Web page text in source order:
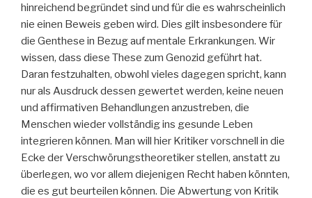
hinreichend begründet sind und für die es wahrscheinlich
nie einen Beweis geben wird. Dies gilt insbesondere für
die Genthese in Bezug auf mentale Erkrankungen. Wir
wissen, dass diese These zum Genozid geführt hat.
Daran festzuhalten, obwohl vieles dagegen spricht, kann
nur als Ausdruck dessen gewertet werden, keine neuen
und affirmativen Behandlungen anzustreben, die
Menschen wieder vollständig ins gesunde Leben
integrieren können. Man will hier Kritiker vorschnell in die
Ecke der Verschwörungstheoretiker stellen, anstatt zu
überlegen, wo vor allem diejenigen Recht haben könnten,
die es gut beurteilen können. Die Abwertung von Kritik